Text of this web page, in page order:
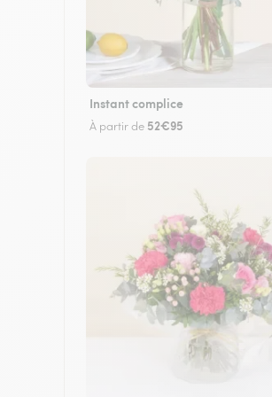
Instant complice
À partir de 52€95